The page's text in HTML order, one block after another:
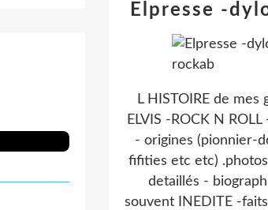
Elpresse -
L HISTOIRE de mes
ELVIS -ROCK N
- origines (pionnier-
fifities etc etc)
detaillés -
souvent INEDITE -